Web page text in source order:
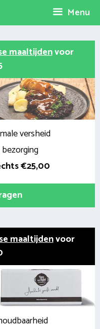
Menu
maaltijdenvoor
versheid
€25,00
maaltijdenvoor